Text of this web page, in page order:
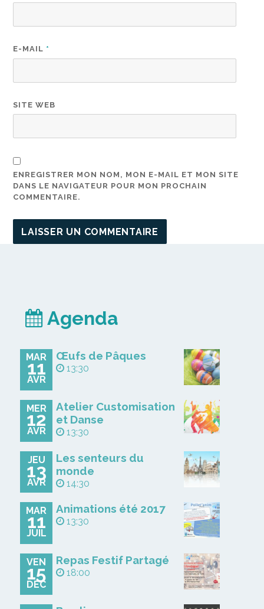
E-MAIL *
SITE WEB
ENREGISTRER MON NOM, MON E-MAIL ET MON SITE
DANS LE NAVIGATEUR POUR MON PROCHAIN
COMMENTAIRE.
Agenda
MAR
11
AVR
Œufs de Pâques
13:30
MER
12
AVR
Atelier Customisation
et Danse
13:30
JEU
13
AVR
Les senteurs du
monde
14:30
MAR
11
JUIL
Animations été 2017
13:30
VEN
15
DÉC
Repas Festif Partagé
18:00